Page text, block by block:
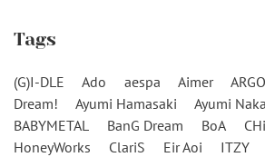
Tags
(G)I-DLE Ado aespa Aimer
Dream!
Ayumi Hamasaki
Ayumi
BABYMETAL
BanG Dream BoA
HoneyWorks
ClariS Eir Aoi ITZY